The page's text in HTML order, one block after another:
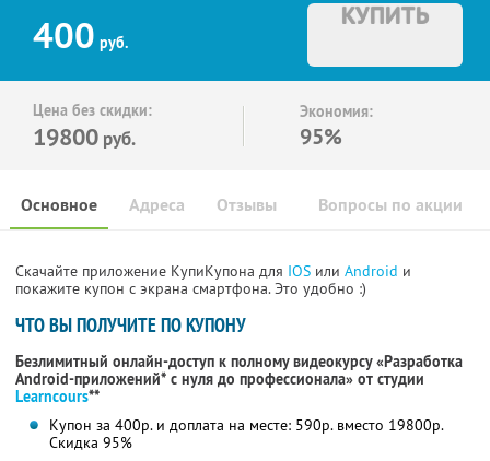
400 руб.
КУПИТЬ
Цена без скидки:
19800 руб.
Экономия:
95%
Основное Отзывы Вопросы по акции
Адреса
Скачайте приложение КупиКупона для IOS или Android и
покажите купон с экрана смартфона. Это удобно :)
ЧТО ВЫ ПОЛУЧИТЕ ПО КУПОНУ
Безлимитный онлайн-доступ к полному видеокурсу «Разработка
Android-приложений* с нуля до профессионала» от студии
Learncours**
Купон за 400р. и доплата на месте: 590р. вместо 19800р.
Скидка 95%